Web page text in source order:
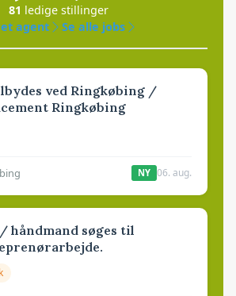
81 ledige stillinger
agent
Se alle jobs
ved Ringkøbing /
Ringkøbing
NY 06. aug.
håndmand søges til